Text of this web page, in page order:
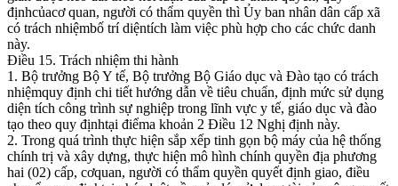
địnhcủacơ quan, người có thẩm quyền thì Ủy ban nhân dân cấp xã
có trách nhiệmbố trí diệntích làm việc phù hợp cho các chức danh
này.
Điều 15. Trách nhiệm thi hành
1. Bộ trưởng Bộ Y tế, Bộ trưởng Bộ Giáo dục và Đào tạo có trách
nhiệmquy định chi tiết hướng dẫn về tiêu chuẩn, định mức sử dụng
diện tích công trình sự nghiệp trong lĩnh vực y tế, giáo dục và đào
tạo theo quy địnhtại điểma khoản 2 Điều 12 Nghị định này.
2. Trong quá trình thực hiện sắp xếp tinh gọn bộ máy của hệ thống
chính trị và xây dựng, thực hiện mô hình chính quyền địa phương
hai (02) cấp, cơquan, người có thẩm quyền quyết định giao, điều